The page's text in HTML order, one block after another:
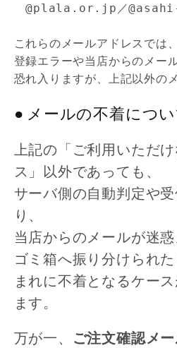
@plala.or.jp／
これらのメールアドレスでは、
登録エラーや当店からのメー
恐れ入りますが、上記以外の
● メールの不着につ
上記の「ご利用いただ
ス」以外であっても、
サーバ側の自動判定や
り、
当店からのメールが迷
ゴミ箱へ振り分けられた
まれに不着となるケー
ます。
万が一、 ご注文確認メ